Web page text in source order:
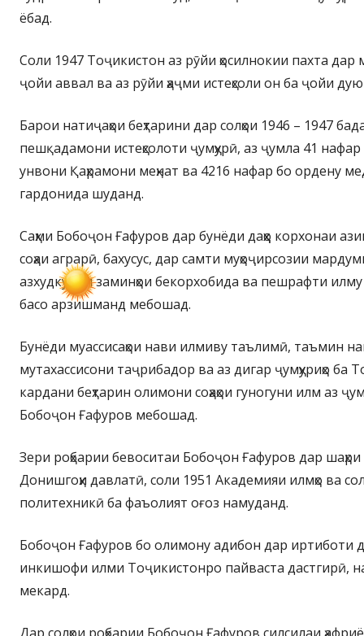
ёбад.
Соли 1947 Тоҷикистон аз рӯйи ҳосилнокии пахта
ҷойи аввал ва аз рӯйи ҳаҷми истеҳсоли он ба ҷойи
Барои натиҷаҳои беҳтарини дар солҳои 1946 – 1947
пешқадамони истеҳсолоти ҷумҳурӣ, аз ҷумла 41
унвони Қаҳрамони меҳнат ва 4216 нафар бо ордену
гардонида шуданд.
Саҳми Бобоҷон Ғафуров дар бунёди даҳҳо корхонаи
соҳаи аграрӣ, бахусус, дар самти муҳоҷирсозии
азхудкунии заминҳои бекорхобида ва пешрафти
басо арзишманд мебошад.
Бунёди муассисаҳои нави илмиву таълимӣ, таъмин
мутахассисони таҷрибадор ва аз дигар ҷумҳуриҳо ба
кардани беҳтарин олимони соҳаҳои гуногуни илм аз
Бобоҷон Ғафуров мебошад.
Зери роҳбарии бевоситаи Бобоҷон Ғафуров дар
Донишгоҳи давлатӣ, соли 1951 Академияи илмҳо ва
политехникӣ ба фаъолият оғоз намуданд.
Бобоҷон Ғафуров бо олимону адибон дар иртиботи
инкишофи илми Тоҷикистонро пайваста дастгирӣ,
мекард.